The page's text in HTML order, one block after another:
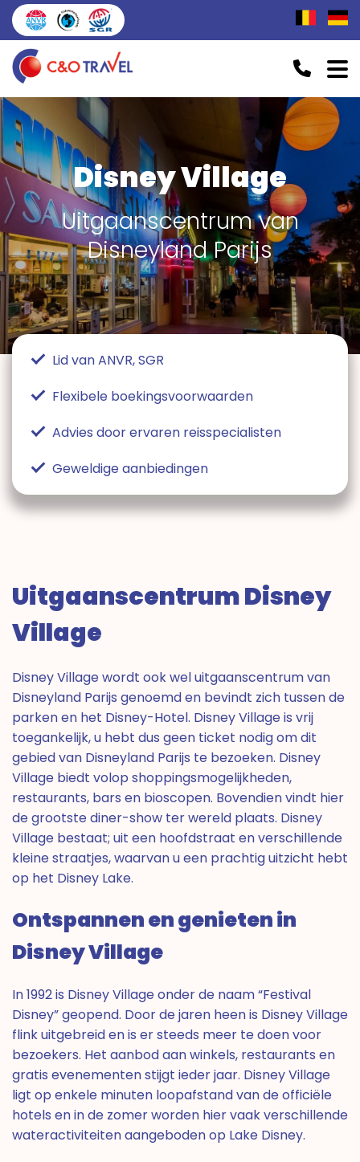
Disney Village
Uitgaanscentrum van
Disneyland Parijs
Lid van ANVR, SGR
Flexibele boekingsvoorwaarden
Advies door ervaren reisspecialisten
Geweldige aanbiedingen
Uitgaanscentrum Disney
Village
Disney Village wordt ook wel uitgaanscentrum van
Disneyland Parijs genoemd en bevindt zich tussen de
parken en het Disney-Hotel. Disney Village is vrij
toegankelijk, u hebt dus geen ticket nodig om dit
gebied van Disneyland Parijs te bezoeken. Disney
Village biedt volop shoppingsmogelijkheden,
restaurants, bars en bioscopen. Bovendien vindt hier
de grootste diner-show ter wereld plaats. Disney
Village bestaat; uit een hoofdstraat en verschillende
kleine straatjes, waarvan u een prachtig uitzicht hebt
op het Disney Lake.
Ontspannen en genieten in
Disney Village
In 1992 is Disney Village onder de naam “Festival
Disney” geopend. Door de jaren heen is Disney Village
flink uitgebreid en is er steeds meer te doen voor
bezoekers. Het aanbod aan winkels, restaurants en
gratis evenementen stijgt ieder jaar. Disney Village
ligt op enkele minuten loopafstand van de officiële
hotels en in de zomer worden hier vaak verschillende
wateractiviteiten aangeboden op Lake Disney.